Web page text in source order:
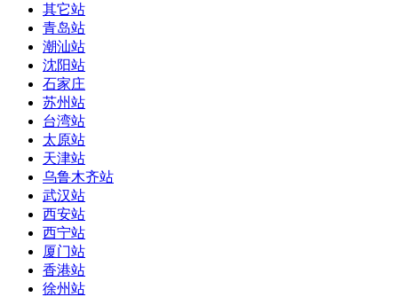
其它站
青岛站
潮汕站
沈阳站
石家庄
苏州站
台湾站
太原站
天津站
乌鲁木齐站
武汉站
西安站
西宁站
厦门站
香港站
徐州站